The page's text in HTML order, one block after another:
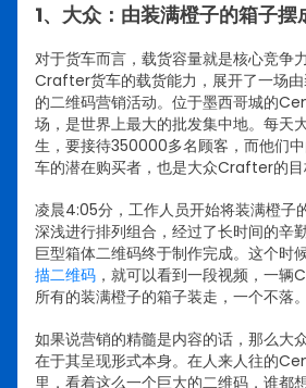
1、大众：由装满橙子的箱子
对于货车而言，载货容量就是核心竞争
Crafter货车的载货能力，展开了一场
的二维码营销活动。 位于墨西哥城的
场，是世界上最大的批发集中地。每天
生，要接待350000多名顾客，而他们
车的潜在购买者，也是大众Crafter的目
凌晨4:05分，工作人员开始将装满橙子
深浅进行排列组合，经过了长时间的辛
巨型箱体二维码终于制作完成。这个时
描二维码 ，就可以看到一段视频，一
所有的装满橙子的箱子装走，一个不落。
如果说营销的精髓是内容的话，那么大
在于其呈现形式本身。在人来人往的
里，看着这么一个巨大的二维码，谁都